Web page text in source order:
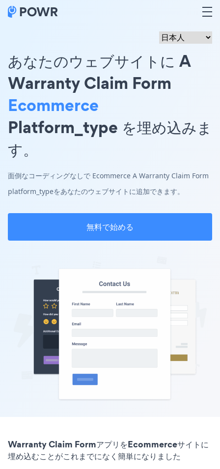
あなたのウェブサイトに A
Warranty Claim Form
Ecommerce
Platform_type を埋め込みま
す。
面倒なコーディングなしで Ecommerce A Warranty Claim Form
platform_typeをあなたのウェブサイトに追加できます。
無料で始める
Warranty Claim FormアプリをEcommerceサイトに
埋め込むことがこれまでになく簡単になりました